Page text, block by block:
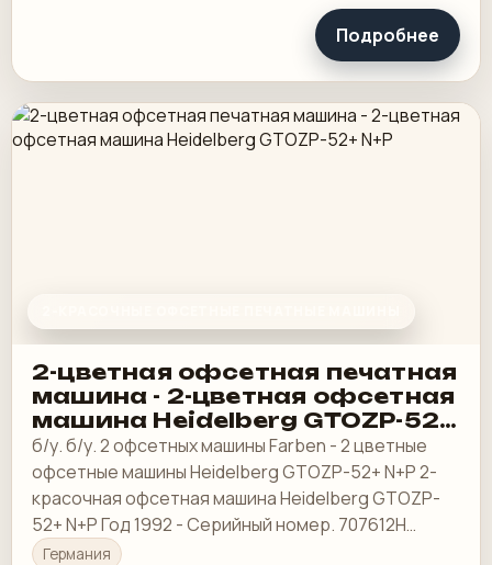
Подробнее
2-цветная офсетная печатная
машина - 2-цветная офсетная
машина Heidelberg GTOZP-52+
N+P
б/у. б/у. 2 офсетных машины Farben - 2 цветные
офсетные машины Heidelberg GTOZP-52+ N+P 2-
красочная офсетная машина Heidelberg GTOZP-
52+ N+P Год 1992 - Серийный номер. 707612Н
Размер макс. 360 х 520 мм
Германия